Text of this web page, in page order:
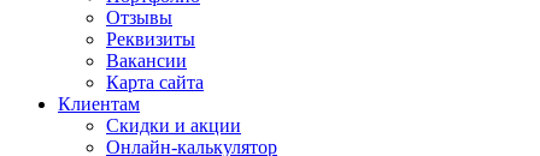
Отзывы
Реквизиты
Вакансии
Карта сайта
Клиентам
Скидки и акции
Онлайн-калькулятор